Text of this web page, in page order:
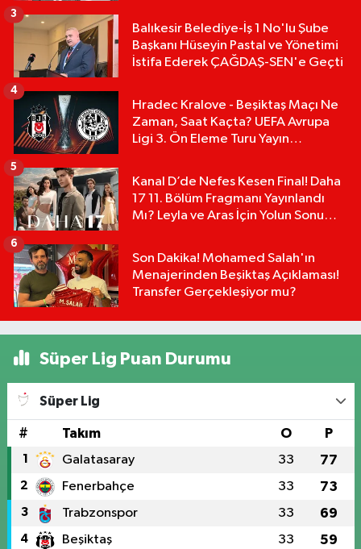
Balıkesir Belediye-İş 1 No'lu Şube
Başkanı Hüseyin Pastal ve Yönetimi
İstifa Ederek ÇAĞDAŞ-SEN'e Geçti
3
Hradec Kralove - Beşiktaş Maçı Ne
Zaman, Saat Kaçta? UEFA Avrupa
Ligi 3. Ön Eleme Turu Yayın
4
Kanal D’de Nefes Kesen Final! Daha
17 11. Bölüm Fragmanı Yayınlandı
Mı? Leyla ve Aras İçin Yolun Sonu
5
Son Dakika! Mohamed Salah'ın
Menajerinden Beşiktaş Açıklaması!
Transfer Gerçekleşiyor mu?
6
Süper Lig Puan Durumu
Süper Lig
# Takım O P
1 Galatasaray 33 77
2 Fenerbahçe 33 73
3 Trabzonspor 33 69
4 Beşiktaş 33 59